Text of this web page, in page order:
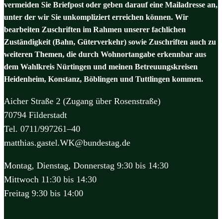
vermeiden Sie Briefpost oder geben darauf eine Mailadresse an,
unter der wir Sie unkompliziert erreichen können. Wir
bearbeiten Zuschriften im Rahmen unserer fachlichen
Zuständigkeit (Bahn, Güterverkehr) sowie Zuschriften auch zu
weiteren Themen, die durch Wohnortangabe erkennbar aus
dem Wahlkreis Nürtingen und meinen Betreuungskreisen
Heidenheim, Konstanz, Böblingen und Tuttlingen kommen.
Aicher Straße 2 (Zugang über Rosenstraße)
70794 Filderstadt
Tel. 0711/997261–40
matthias.gastel.WK@bundestag.de
Montag, Dienstag, Donnerstag 9:30 bis 14:30
Mittwoch 11:30 bis 14:30
Freitag 9:30 bis 14:00